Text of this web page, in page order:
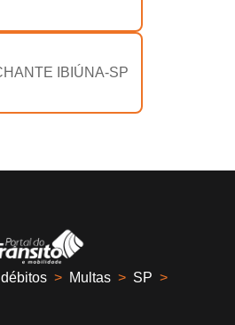
IBIÚNA-SP
> Multas > SP >